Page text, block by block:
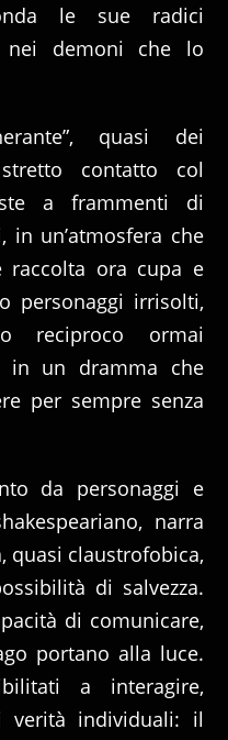
le sue radici
nei demoni che lo
quasi dei
contatto col
a frammenti di
un’atmosfera che
ora cupa e
personaggi irrisolti,
reciproco ormai
in un dramma che
per sempre senza
da personaggi e
narra
quasi claustrofobica,
di salvezza.
di comunicare,
portano alla luce.
a interagire,
individuali: il